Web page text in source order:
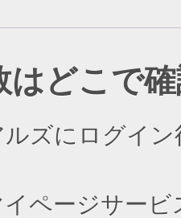
はどこで
ズにログイ
イページサー